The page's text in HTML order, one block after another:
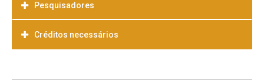
Pesquisadores
Créditos necessários